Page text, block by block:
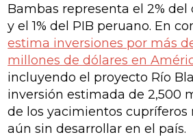
Bambas representa el 2% del
y el 1% del PIB peruano. En
estima inversiones por más
millones de dólares en
incluyendo el proyecto Río
inversión estimada de 2,500
de los yacimientos cupríferos
aún sin desarrollar en el país.